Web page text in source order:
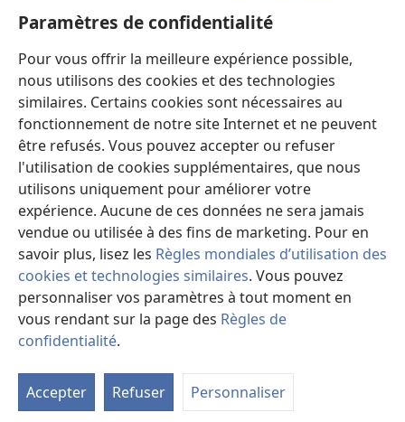
Paramètres de confidentialité
Pour vous offrir la meilleure expérience possible,
nous utilisons des cookies et des technologies
similaires. Certains cookies sont nécessaires au
fonctionnement de notre site Internet et ne peuvent
être refusés. Vous pouvez accepter ou refuser
l'utilisation de cookies supplémentaires, que nous
utilisons uniquement pour améliorer votre
expérience. Aucune de ces données ne sera jamais
vendue ou utilisée à des fins de marketing. Pour en
savoir plus, lisez les Règles mondiales d’utilisation des
cookies et technologies similaires. Vous pouvez
personnaliser vos paramètres à tout moment en
vous rendant sur la page des Règles de
confidentialité.
Accepter Refuser Personnaliser
Cependant, il est à noter que leComité de traduction
de laNew World Translationne s’est pas appuyé sur ces
traductions pour décider de rétablir le nom divin dans
les Écritures grecques chrétiennes. En fait, les
référencesJapportent simplement la preuve que
d’autres traducteurs ont pris des décisions similaires
en utilisant le nom divin dans leur version du
« Nouveau Testament ». Pour plus d’information, voir
appendice C1.
RÉSUMÉ DES RAISONS JUSTIFIANT
LE RÉTABLISSEMENT DU NOM DIVIN
DANS LES ÉCRITURES GRECQUES
CHRÉTIENNES
S’agit-il d’
une citation d’un verset des Écritures